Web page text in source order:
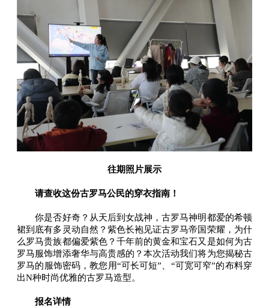
往期照片展示
请查收这份古罗马公民的穿衣指南！
你是否好奇？从天后到女战神，古罗马神明都爱的希顿
裙到底有多灵动自然？紫色长袍见证古罗马帝国荣耀，为什
么罗马贵族都偏爱紫色？千年前的黄金和宝石又是如何为古
罗马服饰增添奢华与高贵感的？本次活动我们将为您揭秘古
罗马的服饰密码，教您用“可长可短”、“可宽可窄”的布料穿
出N种时尚优雅的古罗马造型。
报名详情